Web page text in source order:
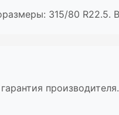
315/80 R22.5.